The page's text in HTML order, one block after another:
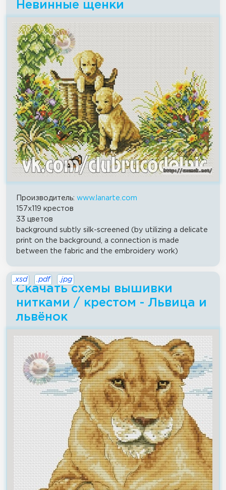
Невинные щенки
Производитель: www.lanarte.com
157x119 крестов
33 цветов
background subtly silk-screened (by utilizing a delicate
print on the background, a connection is made
between the fabric and the embroidery work)
Скачать схемы вышивки
нитками / крестом - Львица и
львёнок
.xsd .pdf .jpg